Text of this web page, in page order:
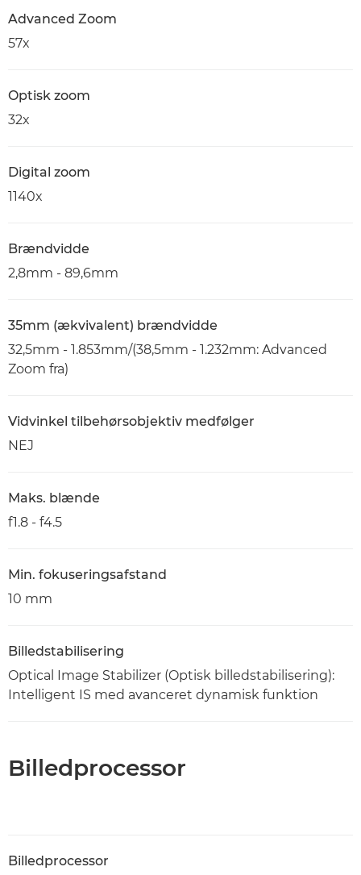
Advanced Zoom
57x
Optisk zoom
32x
Digital zoom
1140x
Brændvidde
2,8mm - 89,6mm
35mm (ækvivalent) brændvidde
32,5mm - 1.853mm/(38,5mm - 1.232mm: Advanced
Zoom fra)
Vidvinkel tilbehørsobjektiv medfølger
NEJ
Maks. blænde
f1.8 - f4.5
Min. fokuseringsafstand
10 mm
Billedstabilisering
Optical Image Stabilizer (Optisk billedstabilisering):
Intelligent IS med avanceret dynamisk funktion
Billedprocessor
Billedprocessor